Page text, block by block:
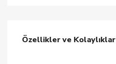
Özellikler ve Kolaylıklar